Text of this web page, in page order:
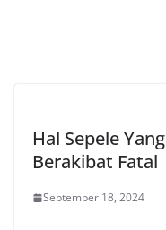
Hal Sepele Yang
Berakibat Fatal
September 18, 2024